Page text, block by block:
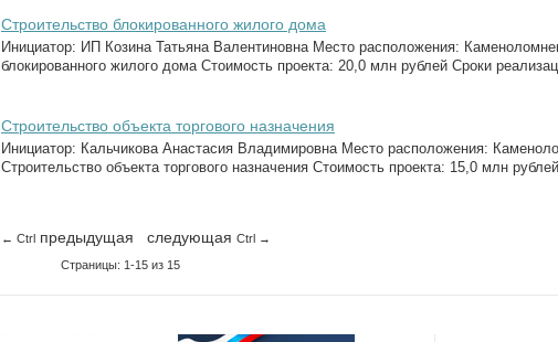
Строительство блокированного жилого дома
Инициатор: ИП Козина Татьяна Валентиновна Место расположения:
блокированного жилого дома Стоимость проекта: 20,0 млн рублей Сроки
Строительство объекта торгового назначения
Инициатор: Кальчикова Анастасия Владимировна Место расположения:
Строительство объекта торгового назначения Стоимость проекта: 15,0 млн
← Ctrl предыдущая следующая Ctrl →
Страницы: 1-15 из 15